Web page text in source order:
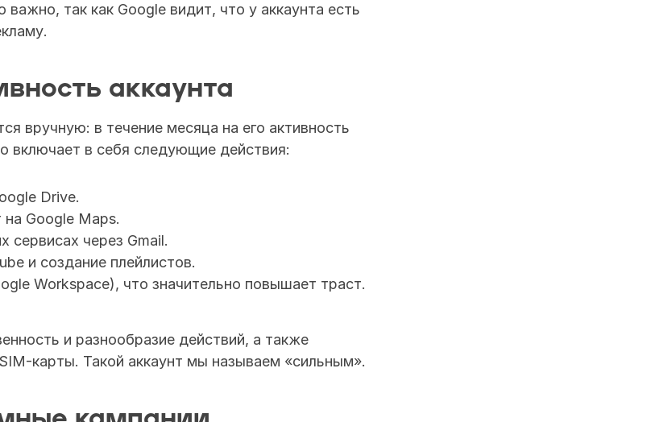
так как Google видит, что у аккаунта есть
аккаунта
вручную: в течение месяца на его активность
включает в себя следующие действия:
Drive.
Google Maps.
сервисах через Gmail.
и создание плейлистов.
Workspace), что значительно повышает траст.
и разнообразие действий, а также
карты. Такой аккаунт мы называем «сильным».